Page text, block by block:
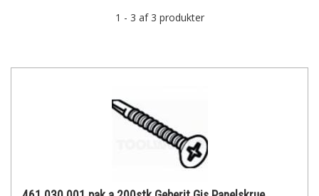
1 - 3 af 3 produkter